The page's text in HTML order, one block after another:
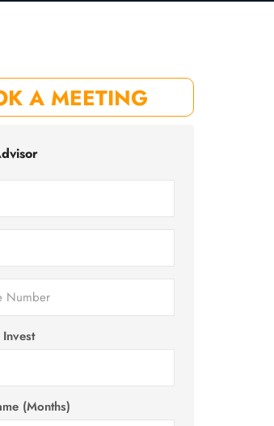
A MEETING
(Months)